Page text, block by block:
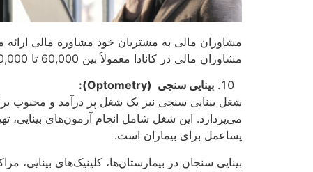
مشاوران مالی به مشتریان خود مشاوره مالی ارائه
مشاوران مالی در کانادا معمولاً بین 60,000 تا 100,000 دلار کانادایی در سال است.
بینایی سنجی (Optometry
):
شغل بینایی سنجی نیز یک شغل پر درآمد و محبوب
می‌پردازد. این شغل شامل انجام آزمون‌های بینایی،
پساعمل برای بیماران است.